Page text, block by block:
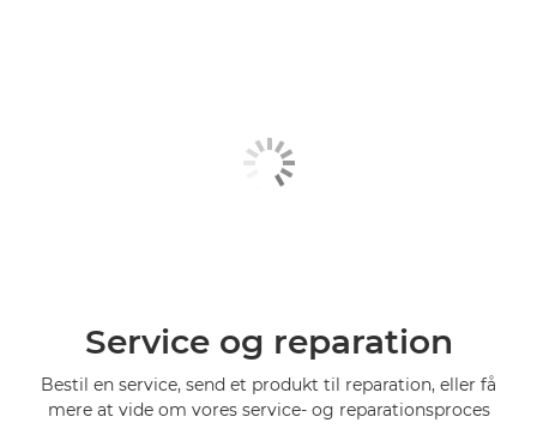
Service og reparation
Bestil en service, send et produkt til reparation, eller få
mere at vide om vores service- og reparationsproces